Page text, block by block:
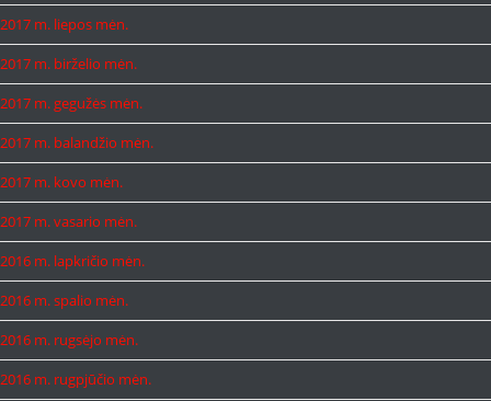
2017 m. liepos mėn.
2017 m. birželio mėn.
2017 m. gegužės mėn.
2017 m. balandžio mėn.
2017 m. kovo mėn.
2017 m. vasario mėn.
2016 m. lapkričio mėn.
2016 m. spalio mėn.
2016 m. rugsėjo mėn.
2016 m. rugpjūčio mėn.